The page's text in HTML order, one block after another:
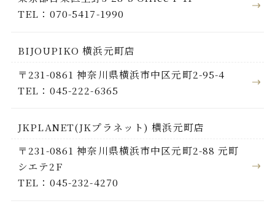
TEL：070-5417-1990
BIJOUPIKO 横浜元町店
〒231-0861 神奈川県横浜市中区元町2-95-4
TEL：045-222-6365
JKPLANET(JKプラネット) 横浜元町店
〒231-0861 神奈川県横浜市中区元町2-88 元町
シエテ2F
TEL：045-232-4270